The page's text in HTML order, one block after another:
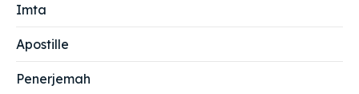
Imta
Apostille
Penerjemah